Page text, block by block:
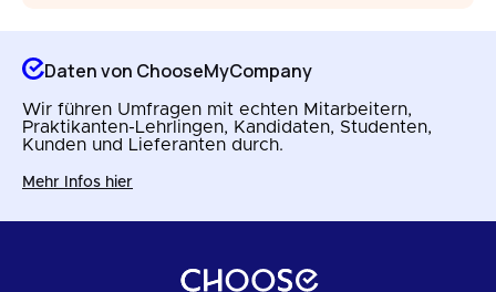
Daten von ChooseMyCompany
Wir führen Umfragen mit echten Mitarbeitern,
Praktikanten-Lehrlingen, Kandidaten, Studenten,
Kunden und Lieferanten durch.
Mehr Infos hier